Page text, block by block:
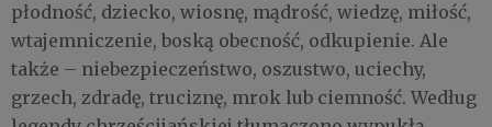
płodność, dziecko, wiosnę, mądrość, wiedzę, miłość,
wtajemniczenie, boską obecność, odkupienie. Ale
także – niebezpieczeństwo, oszustwo, uciechy,
grzech, zdradę, truciznę, mrok lub ciemność. Według